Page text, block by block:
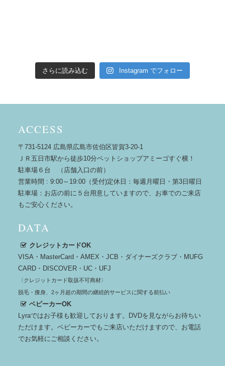
さらに読み込む Instagram でフォロー
ACCESS
〒731-5124 広島県広島市佐伯区皆賀3-20-1
ＪＲ五日市駅から徒歩10分ペットショップアミーゴすぐ横！
駐車場６台 （店舗入口の前）
営業時間 : 9:00～19:00（受付)定休日：毎週月曜日・第3日曜日
駐車場：お店の前に５台用意していますので、お車でのご来店
もご安心ください。
DATA
クレジットカードOK
VISA・MasterCard・AMEX・JCB・ダイナーズクラブ・MUFG
CARD・DISCOVER・UC・UFJ
〈クレジットカード取扱不可商材〉
脱毛・痩身、2ヶ月超の期間の継続的サービスに関する前払い
ベビーカーOK
Lyraではお子様も歓迎しております。DVDを見ながらお待ちい
ただけます。ベビーカーでもご来店いただけますので、お電話
でお気軽にご相談ください。